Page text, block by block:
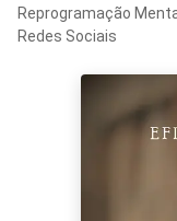
Reprogramação
Redes Sociais